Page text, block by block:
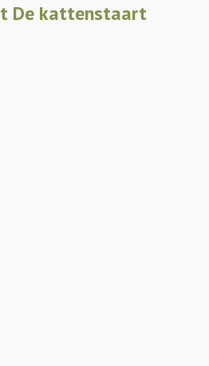
De kattenstaart